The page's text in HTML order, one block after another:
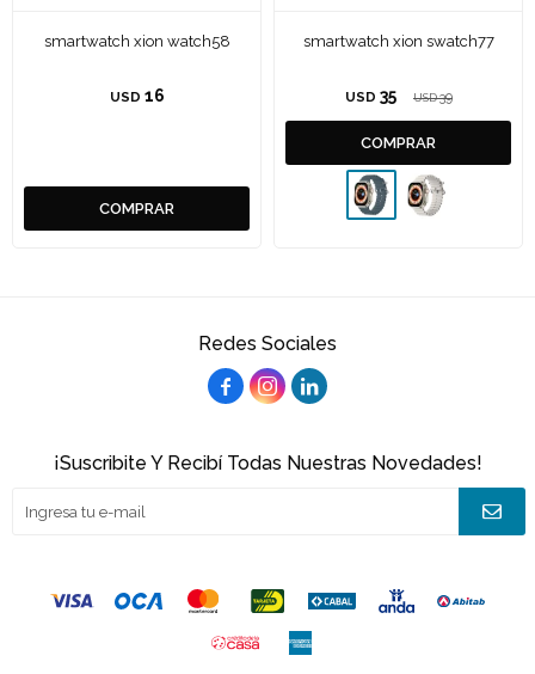
smartwatch xion watch58
USD 16
smartwatch xion swatch77
USD 35 USD 39
Redes Sociales
  
¡Suscribite Y Recibí Todas Nuestras Novedades!